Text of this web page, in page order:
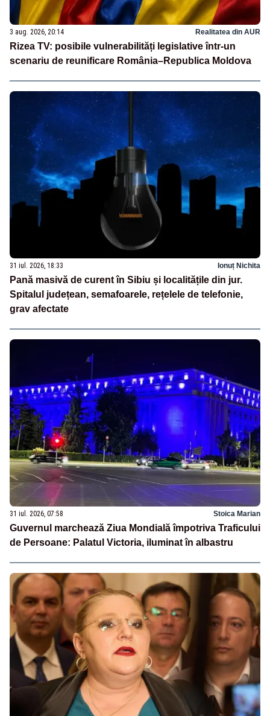
3 aug. 2026, 20:14 Realitatea din AUR
Rizea TV: posibile vulnerabilități legislative într-un
scenariu de reunificare România–Republica Moldova
31 iul. 2026, 18:33 Ionuț Nichita
Pană masivă de curent în Sibiu și localitățile din jur.
Spitalul județean, semafoarele, rețelele de telefonie,
grav afectate
31 iul. 2026, 07:58 Stoica Marian
Guvernul marchează Ziua Mondială împotriva Traficului
de Persoane: Palatul Victoria, iluminat în albastru